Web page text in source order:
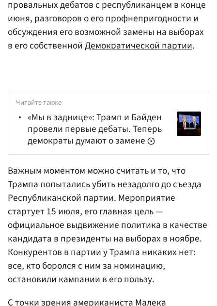
провальных дебатов с республиканцем в конце
июня, разговоров о его профнепригодности и
обсуждения его возможной замены на выборах
в его собственнойДемократической партии.
Читайте также
«Мы в заднице»: Трамп и Байден
провели первые дебаты. Теперь
демократы думают о замене
Важным моментом можно считать и то, что
Трампа попытались убить незадолго до съезда
Республиканской партии. Мероприятие
стартует 15 июля, его главная цель —
официальное выдвижение политика в качестве
кандидата в президенты на выборах в ноябре.
Конкурентов в партии у Трампа никаких нет:
все, кто боролся с ним за номинацию,
остановили кампании в его пользу.
С точки зрения американиста Малека